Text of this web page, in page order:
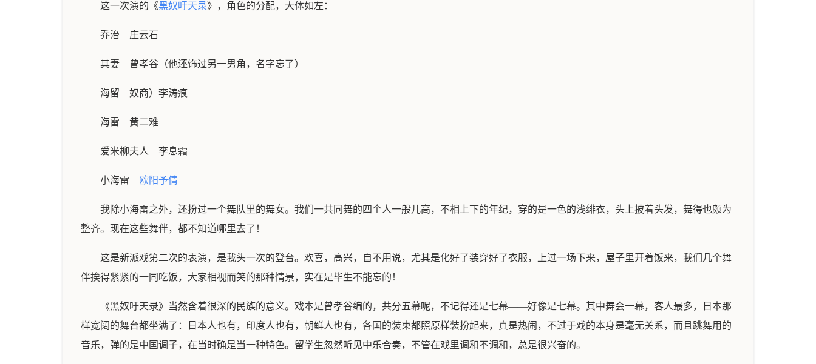
这一次演的《黑奴吁天录》，角色的分配，大体如左：
乔治 庄云石
其妻 曾孝谷（他还饰过另一男角，名字忘了）
海留 奴商）李涛痕
海雷 黄二难
爱米柳夫人 李息霜
小海雷 欧阳予倩
我除小海雷之外，还扮过一个舞队里的舞女。我们一共同舞的四个人一般儿高，不相上下的年纪，穿的是一色的浅绯衣，头上披着头发，舞得也颇为
整齐。现在这些舞伴，都不知道哪里去了！
这是新派戏第二次的表演，是我头一次的登台。欢喜，高兴，自不用说，尤其是化好了装穿好了衣服，上过一场下来，屋子里开着饭来，我们几个舞
伴挨得紧紧的一同吃饭，大家相视而笑的那种情景，实在是毕生不能忘的！
《黑奴吁天录》当然含着很深的民族的意义。戏本是曾孝谷编的，共分五幕呢，不记得还是七幕——好像是七幕。其中舞会一幕，客人最多，日本那
样宽阔的舞台都坐满了：日本人也有，印度人也有，朝鲜人也有，各国的装束都照原样装扮起来，真是热闹，不过于戏的本身是毫无关系，而且跳舞用的
音乐，弹的是中国调子，在当时确是当一种特色。留学生忽然听见中乐合奏，不管在戏里调和不调和，总是很兴奋的。